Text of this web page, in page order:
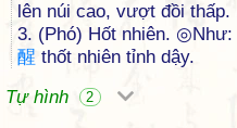
lên núi cao, vượt đồi thấp.
3. (Phó) Hốt nhiên. ◎Như:
醒 thốt nhiên tỉnh dậy.
Tự hình
2